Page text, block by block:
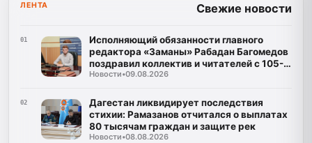
ЛЕНТА Свежие новости
01
Исполняющий обязанности главного
редактора «Заманы» Рабадан Багомедов
поздравил коллектив и читателей с 105-
летним юбилеем газеты
Новости•09.08.2026
02
Дагестан ликвидирует последствия
стихии: Рамазанов отчитался о выплатах
80 тысячам граждан и защите рек
Новости•08.08.2026